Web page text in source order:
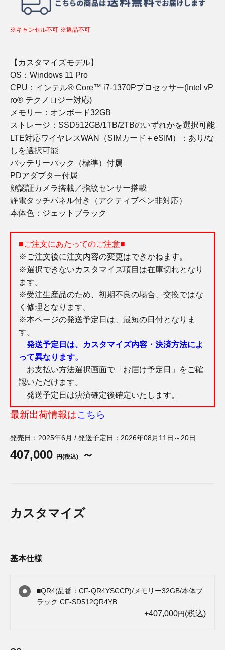
※キャンセル不可 ※返品不可
【カスタマイズモデル】
OS：Windows 11 Pro
CPU：インテル® Core™ i7-1370Pプロセッサー(Intel vP
ro® テクノロジー対応)
メモリー：オンボード32GB
ストレージ：SSD512GB/1TB/2TBのいずれかを選択可能
LTE対応ワイヤレスWAN（SIMカード＋eSIM）：あり/な
しを選択可能
バッテリーパック（標準）付属
PDアダプター付属
顔認証カメラ搭載／指紋センサー搭載
静電タッチパネル付き（アクティブペン非対応）
本体色：ジェットブラック
■ご注文にあたってのご注意■
※ご注文後に注文内容の変更はできかねます。
※選択できないカスタマイズ項目は在庫切れとなり
ます。
※受注生産品のため、初期不良の場合、交換ではな
く修理となります。
※本ページの発送予定日は、最短の日付となりま
す。
発送予定日は、カスタマイズ内容・決済方法によ
って異なります。
お支払い方法選択画面で「お届け予定日」をご確
認いただけます。
発送予定日は決済確定後確定いたします。
最新出荷情報はこちら
発売日：2025年6月 / 発送予定日：2026年08月11日～20日
407,000 円(税込) ～
カスタマイズ
基本仕様
■QR4(品番：CF-QR4YSCCP)/メモリー32GB/本体ブ
ラック CF-SD512QR4YB
+407,000円(税込)